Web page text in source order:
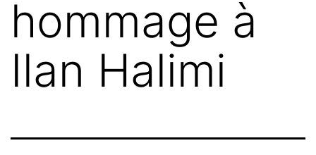
hommage à
Ilan Halimi